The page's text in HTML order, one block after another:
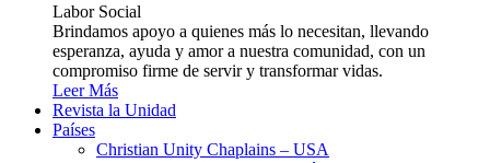
Labor Social
Brindamos apoyo a quienes más lo necesitan, llevando
esperanza, ayuda y amor a nuestra comunidad, con un
compromiso firme de servir y transformar vidas.
Leer Más
Revista la Unidad
Países
Christian Unity Chaplains – USA